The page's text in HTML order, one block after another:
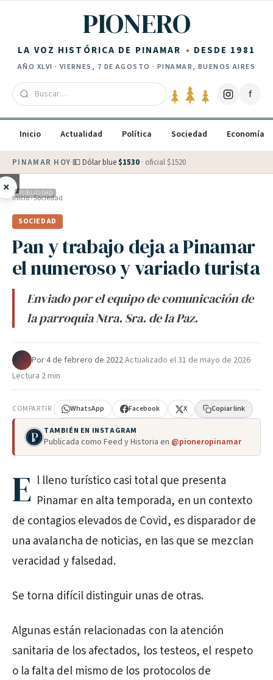
PIONERO
LA VOZ HISTÓRICA DE PINAMAR DESDE 1981
AÑO XLVI · VIERNES, 7 DE AGOSTO · PINAMAR, BUENOS AIRES
f
Inicio Actualidad Política Sociedad Economía
PINAMAR HOY·💵 Dólar blue $1530 · oficial $1520
× PUBLICIDAD
Inicio›Sociedad
SOCIEDAD
Pan y trabajo deja a Pinamar
el numeroso y variado turista
Enviado por el equipo de comunicación de
la parroquia Ntra. Sra. de la Paz.
Por·4 de febrero de 2022·Actualizado el31 de mayo de 2026·
Lectura 2 min
COMPARTIR WhatsApp Facebook X Copiar link
TAMBIÉN EN INSTAGRAM
Publicada como Feed y Historia en @pioneropinamar
E l lleno turístico casi total que presenta
Pinamar en alta temporada, en un contexto
de contagios elevados de Covid, es disparador de
una avalancha de noticias, en las que se mezclan
veracidad y falsedad.
Se torna difícil distinguir unas de otras.
Algunas están relacionadas con la atención
sanitaria de los afectados, los testeos, el respeto
o la falta del mismo de los protocolos de